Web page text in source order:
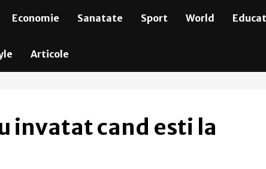
Economie Sanatate Sport World
Articole
invatat cand esti la